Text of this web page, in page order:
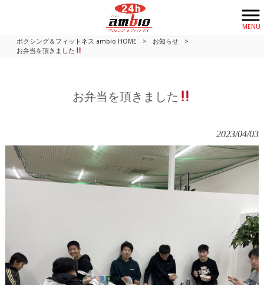
MENU
ボクシング＆フィットネス ambio HOME
> お知らせ
>
お弁当を頂きました
お弁当を頂きました
2023/04/03